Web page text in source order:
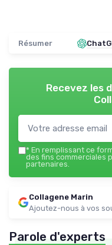
Résumer
Recevez les
* En remplissant ce
des fins commerciales
partenaires.
Collagene Marin
Ajoutez-nous à vos
Parole d'experts